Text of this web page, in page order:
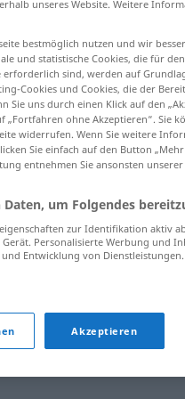
unseres Website. Weitere
bestmöglich nutzen und wir
und statistische Cookies, die für
sind, werden auf
Cookies und Cookies, die der
Sie uns durch einen Klick auf den
„Fortfahren ohne Akzeptieren“. Sie
widerrufen. Wenn Sie weitere
Sie einfach auf den Button
entnehmen Sie ansonsten unserer
um Folgendes
zur Identifikation aktiv
Personalisierte Werbung und
Entwicklung von Dienstleistungen.
Akzeptieren